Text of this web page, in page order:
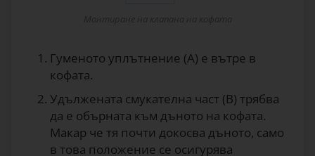
Гуменото уплътнение (А) е вътре в
кофата.
Удължената смукателна част (В) трябва
да е обърната към дъното на кофата.
Макар че тя почти докосва дъното, само
в това положение се осигурява